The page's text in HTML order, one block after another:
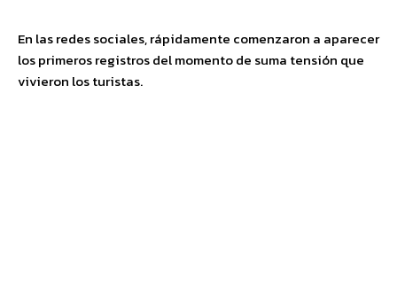
En las redes sociales, rápidamente comenzaron a aparecer
los primeros registros del momento de suma tensión que
vivieron los turistas.